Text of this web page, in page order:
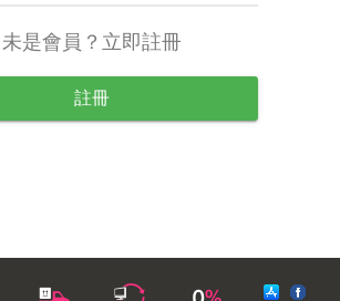
未是會員？立即註冊
註冊